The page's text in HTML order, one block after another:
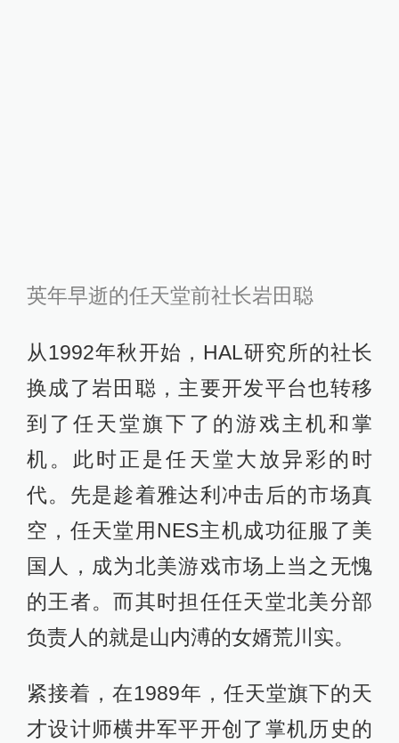
英年早逝的任天堂前社长岩田聪
从1992年秋开始，HAL研究所的社长
换成了岩田聪，主要开发平台也转移
到了任天堂旗下了的游戏主机和掌
机。此时正是任天堂大放异彩的时
代。先是趁着雅达利冲击后的市场真
空，任天堂用NES主机成功征服了美
国人，成为北美游戏市场上当之无愧
的王者。而其时担任任天堂北美分部
负责人的就是山内溥的女婿荒川实。
紧接着，在1989年，任天堂旗下的天
才设计师横井军平开创了掌机历史的